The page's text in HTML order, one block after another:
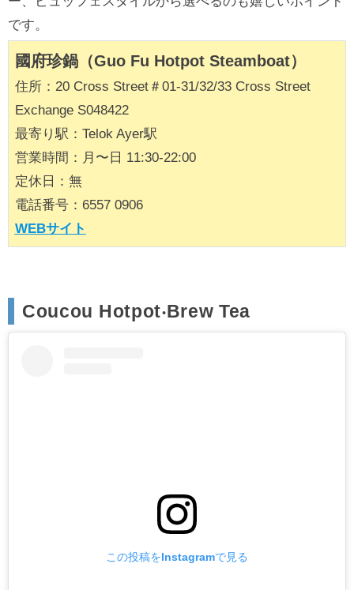
です。
國府珍鍋（Guo Fu Hotpot Steamboat）
住所：20 Cross Street＃01-31/32/33 Cross Street
Exchange S048422
最寄り駅：Telok Ayer駅
営業時間：月〜日 11:30-22:00
定休日：無
電話番号：6557 0906
WEBサイト
Coucou Hotpot‧Brew Tea
この投稿をInstagramで見る